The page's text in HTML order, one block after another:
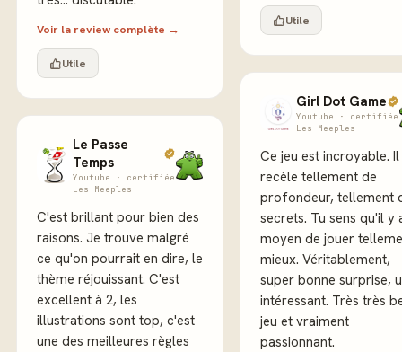
Voir la review complète →
Utile
Le Passe
Temps
Youtube · certifiée
Les Meeples
C'est brillant pour bien des
raisons. Je trouve malgré
ce qu'on pourrait en dire, le
thème réjouissant. C'est
excellent à 2, les
illustrations sont top, c'est
une des meilleures règles
Utile
Girl Dot Game
Youtube · certifiée
Les Meeples
Ce jeu est incroyable. Il
recèle tellement de
profondeur, tellement
secrets. Tu sens qu'il y
moyen de jouer
mieux. Véritablement,
super bonne surprise,
intéressant. Très très
jeu et vraiment
passionnant.